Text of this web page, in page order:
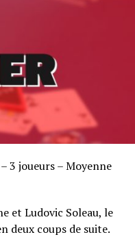
3 joueurs – Moyenne
et Ludovic Soleau, le
deux coups de suite.